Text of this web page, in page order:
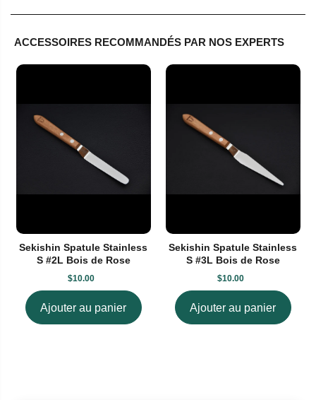
ACCESSOIRES RECOMMANDÉS PAR NOS EXPERTS
Sekishin Spatule Stainless
S #2L Bois de Rose
$10.00
Ajouter au panier
Sekishin Spatule Stainless
S #3L Bois de Rose
$10.00
Ajouter au panier